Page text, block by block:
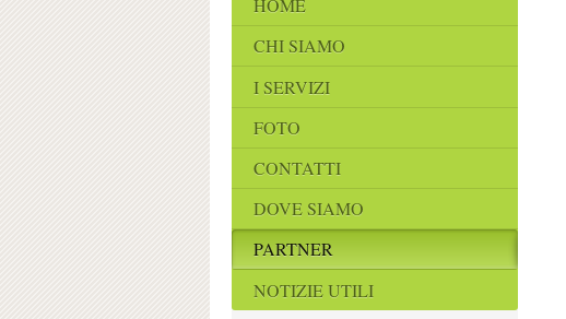
HOME
CHI SIAMO
I SERVIZI
FOTO
CONTATTI
DOVE SIAMO
PARTNER
NOTIZIE UTILI